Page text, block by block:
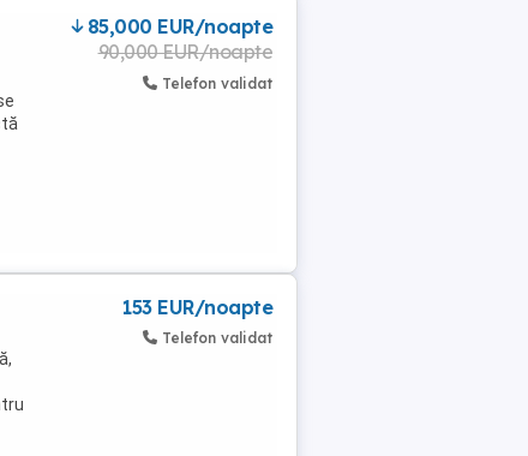
85,000 EUR/noapte
90,000 EUR/noapte
Telefon validat
153 EUR/noapte
Telefon validat